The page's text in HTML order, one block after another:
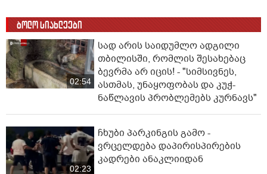
ბოლო სიახლეები
02:54
სად არის საიდუმლო ადგილი
თბილისში, რომლის შესახებაც
ბევრმა არ იცის! - "სიმსივნეს,
ასთმას, უნაყოფობას და კუჭ-
ნაწლავის პრობლემებს კურნავს"
02:23
ჩხუბი პარკინგის გამო -
ვრცელდება დაპირისპირების
კადრები ანაკლიიდან